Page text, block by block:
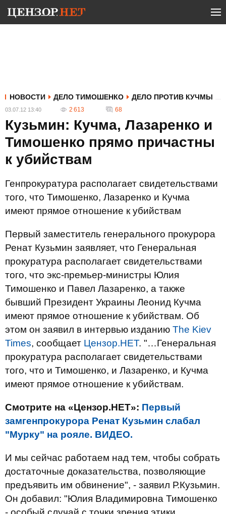
НОВОСТИ ДЕЛО ТИМОШЕНКО ДЕЛО ПРОТИВ КУЧМЫ
03.07.12 13:40 2 613 68
Кузьмин: Кучма, Лазаренко и
Тимошенко прямо причастны
к убийствам
Генпрокуратура располагает свидетельствами
того, что Тимошенко, Лазаренко и Кучма
имеют прямое отношение к убийствам
Первый заместитель генерального прокурора
Ренат Кузьмин заявляет, что Генеральная
прокуратура располагает свидетельствами
того, что экс-премьер-министры Юлия
Тимошенко и Павел Лазаренко, а также
бывший Президент Украины Леонид Кучма
имеют прямое отношение к убийствам. Об
этом он заявил в интервью изданию The Kiev
Times, сообщает Цензор.НЕТ. "…Генеральная
прокуратура располагает свидетельствами
того, что и Тимошенко, и Лазаренко, и Кучма
имеют прямое отношение к убийствам.
Смотрите на «Цензор.НЕТ»: Первый
замгенпрокурора Ренат Кузьмин слабал
"Мурку" на рояле. ВИДЕО.
И мы сейчас работаем над тем, чтобы собрать
достаточные доказательства, позволяющие
предъявить им обвинение", - заявил Р.Кузьмин.
Он добавил: "Юлия Владимировна Тимошенко